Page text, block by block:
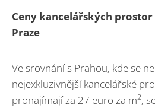
Ceny kancelářských prostor
Praze
Ve srovnání s Prahou, kde se
nejexkluzivnější kancelářské
pronajímají za 27 euro za m2,